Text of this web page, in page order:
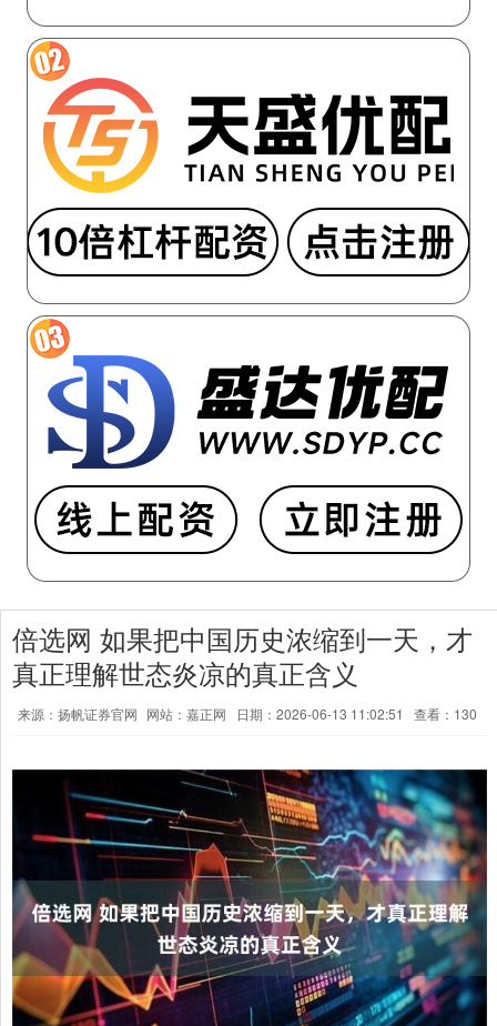
倍选网 如果把中国历史浓缩到一天，才
真正理解世态炎凉的真正含义
来源：扬帆证券官网 网站：嘉正网 日期：2026-06-13 11:02:51 查看：130